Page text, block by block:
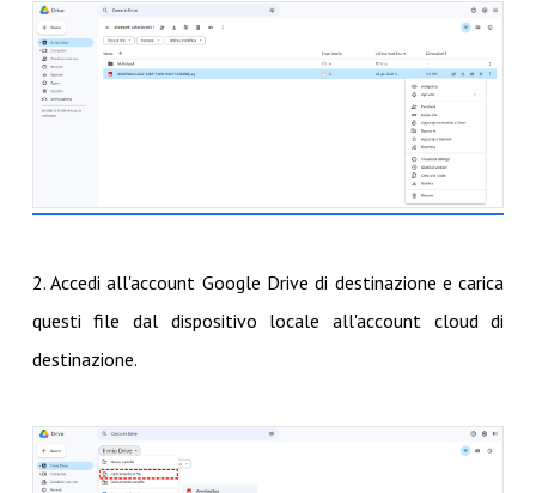
2. Accedi all'account Google Drive di destinazione e carica
questi file dal dispositivo locale all'account cloud di
destinazione.